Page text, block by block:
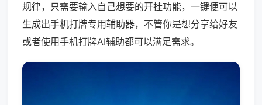
规律，只需要输入自己想要的开挂功能，一键便可以
生成出手机打牌专用辅助器，不管你是想分享给好友
或者使用手机打牌AI辅助都可以满足需求。